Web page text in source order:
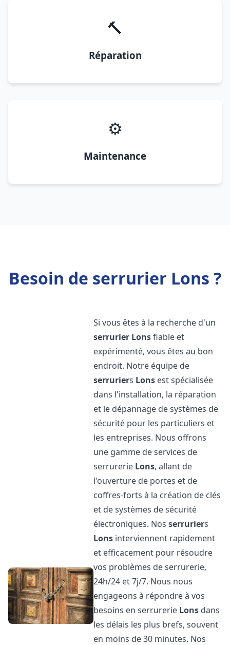
🔨
Réparation
⚙️
Maintenance
Besoin de serrurier Lons ?
Si vous êtes à la recherche d'un
serrurier Lonsfiable et
expérimenté, vous êtes au bon
endroit. Notre équipe de
serruriers Lons est spécialisée
dans l'installation, la réparation
et le dépannage de systèmes de
sécurité pour les particuliers et
les entreprises. Nous offrons
une gamme de services de
serrurerie Lons, allant de
l'ouverture de portes et de
coffres-forts à la création de clés
et de systèmes de sécurité
électroniques. Nosserruriers
Lons interviennent rapidement
et efficacement pour résoudre
vos problèmes de serrurerie,
24h/24 et 7j/7. Nous nous
engageons à répondre à vos
besoins en serrurerie Lons dans
les délais les plus brefs, souvent
en moins de 30 minutes. Nos